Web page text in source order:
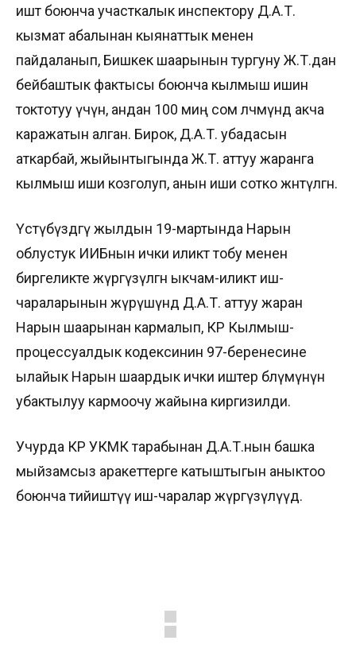
иштөө боюнча участкалык инспектору Д.А.Т.
кызмат абалынан кыянаттык менен
пайдаланып, Бишкек шаарынын тургуну Ж.Т.дан
бейбаштык фактысы боюнча кылмыш ишин
токтотуу үчүн, андан 100 миң сом өлчөмүндө акча
каражатын алган. Бирок, Д.А.Т. убадасын
аткарбай, жыйынтыгында Ж.Т. аттуу жаранга
кылмыш иши козголуп, анын иши сотко жөнөтүлгөн.
Үстүбүздөгү жылдын 19-мартында Нарын
облустук ИИБнын ички иликтөө тобу менен
биргеликте жүргүзүлгөн ыкчам-иликтөө иш-
чараларынын жүрүшүндө Д.А.Т. аттуу жаран
Нарын шаарынан кармалып, КР Кылмыш-
процессуалдык кодексинин 97-беренесине
ылайык Нарын шаардык ички иштер бөлүмүнүн
убактылуу кармоочу жайына киргизилди.
Учурда КР УКМК тарабынан Д.А.Т.нын башка
мыйзамсыз аракеттерге катыштыгын аныктоо
боюнча тийиштүү иш-чаралар жүргүзүлүүдө.